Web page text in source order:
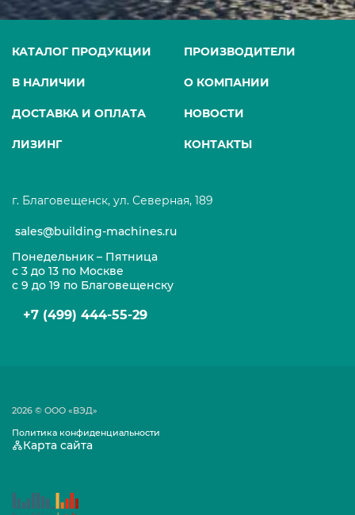
КАТАЛОГ ПРОДУКЦИИ
В НАЛИЧИИ
ДОСТАВКА И ОПЛАТА
ЛИЗИНГ
ПРОИЗВОДИТЕЛИ
О КОМПАНИИ
НОВОСТИ
КОНТАКТЫ
г. Благовещенск, ул. Северная, 189
sales@building-machines.ru
Понедельник – Пятница
с 3 до 13 по Москве
с 9 до 19 по Благовещенску
+7 (499) 444-55-29
2026 © ООО «ВЭД»
Политика конфиденциальности
Карта сайта